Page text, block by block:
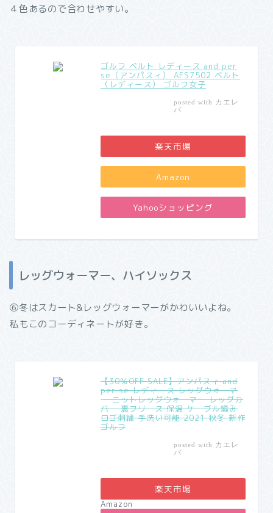
４色あるので合わせやすい。
ゴルフ ベルト レディース and per
se（アンパスィ） AFS7502 ベルト
（レディース） ゴルフ女子
posted with カエレ
バ
楽天市場
Amazon
Yahooショッピング
レッグウォーマー、ハイソックス
⑥冬はスカート&レッグウォーマーがかわいいよね。
私もこのコーディネートが好き。
【30％OFF SALE】アンパスィ and
per se レディース レッグウォーマ
ー ニットレッグウォーマー レッグカ
バー 裏フリース 保温 ケーブル編み
ロゴ刺繍 手洗い可能 2021 秋冬 新作
ゴルフ
posted with カエレ
バ
楽天市場
Amazon